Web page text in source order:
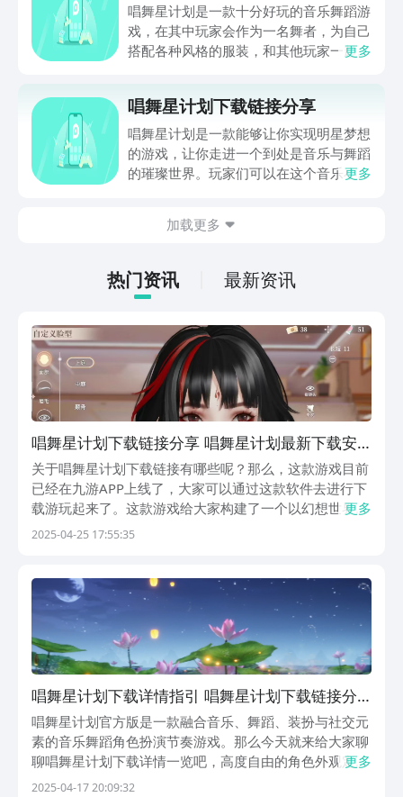
唱舞星计划是一款十分好玩的音乐舞蹈游
戏，在其中玩家会作为一名舞者，为自己
搭配各种风格的服装，和其他玩家一起唱
就来给大家分享一下链接，想要下载游玩
的小伙伴千万不要错过本篇文章。
更多
唱舞星计划下载链接分享
唱舞星计划是一款能够让你实现明星梦想
的游戏，让你走进一个到处是音乐与舞蹈
的璀璨世界。玩家们可以在这个音乐小镇
接分享。游戏不仅为玩家提供了极高的自
你在成为舞台焦点的过程中，不断体验成
长的快乐。
更多
加载更多
热门资讯 最新资讯
唱舞星计划下载链接分享 唱舞星计划最新下载安
装链接推荐
关于唱舞星计划下载链接有哪些呢？那么，这款游戏目前
已经在九游APP上线了，大家可以通过这款软件去进行下
载游玩起来了。这款游戏给大家构建了一个以幻想世界舞
者生涯为背景的虚拟世界，玩家可以扮演一名去舞者去通
更多
2025-04-25 17:55:35
唱舞星计划下载详情指引 唱舞星计划下载链接分
享
唱舞星计划官方版是一款融合音乐、舞蹈、装扮与社交元
素的音乐舞蹈角色扮演节奏游戏。那么今天就来给大家聊
聊唱舞星计划下载详情一览吧，高度自由的角色外观定
制，大家可以根据自己的风格和喜欢进行任意的设定，并
更多
2025-04-17 20:09:32